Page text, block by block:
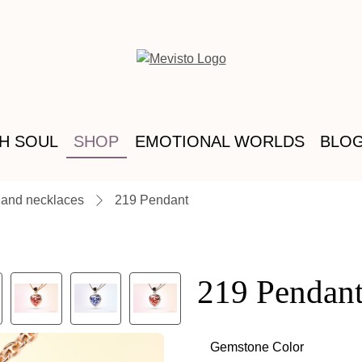
SOUL SHOP EMOTIONAL WORLDS
necklaces 219 Pendant
219
Select
Gemstone Color